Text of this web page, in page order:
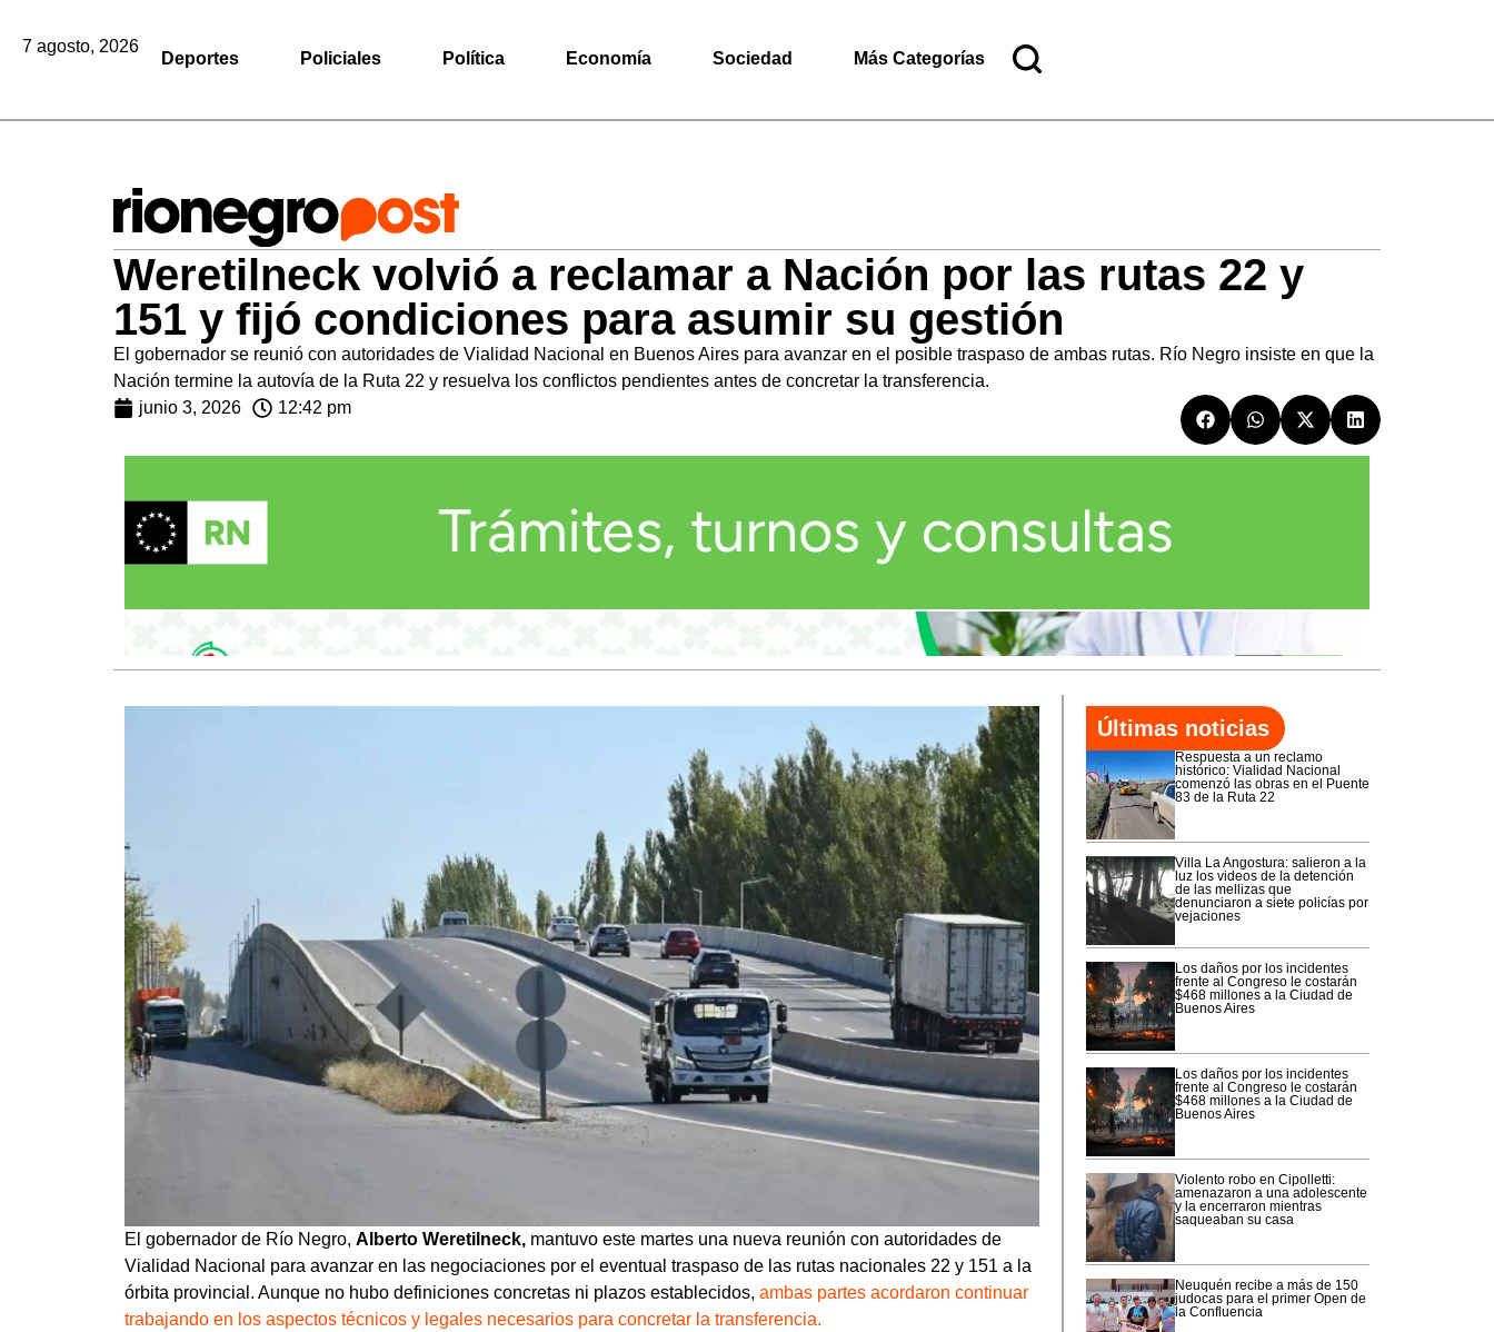
7 agosto, 2026
Deportes Policiales Política Economía Sociedad Más Categorías
Weretilneck volvió a reclamar a Nación por las rutas 22 y
151 y fijó condiciones para asumir su gestión
El gobernador se reunió con autoridades de Vialidad Nacional en Buenos Aires para avanzar en el posible traspaso de ambas rutas. Río Negro insiste en que la
Nación termine la autovía de la Ruta 22 y resuelva los conflictos pendientes antes de concretar la transferencia.
junio 3, 2026
12:42 pm
El gobernador de Río Negro, Alberto Weretilneck, mantuvo este martes una nueva reunión con autoridades de
Vialidad Nacional para avanzar en las negociaciones por el eventual traspaso de las rutas nacionales 22 y 151 a la
órbita provincial. Aunque no hubo definiciones concretas ni plazos establecidos, ambas partes acordaron continuar
trabajando en los aspectos técnicos y legales necesarios para concretar la transferencia.
Últimas noticias
Respuesta a un reclamo
histórico: Vialidad Nacional
comenzó las obras en el Puente
83 de la Ruta 22
Villa La Angostura: salieron a la
luz los videos de la detención
de las mellizas que
denunciaron a siete policías por
vejaciones
Los daños por los incidentes
frente al Congreso le costarán
$468 millones a la Ciudad de
Buenos Aires
Los daños por los incidentes
frente al Congreso le costarán
$468 millones a la Ciudad de
Buenos Aires
Violento robo en Cipolletti:
amenazaron a una adolescente
y la encerraron mientras
saqueaban su casa
Neuquén recibe a más de 150
judocas para el primer Open de
la Confluencia